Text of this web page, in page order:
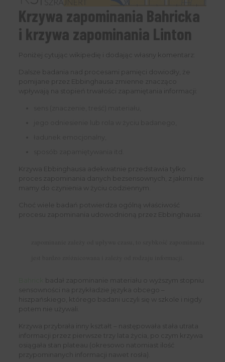
Krzywa zapominania Bahricka
i krzywa zapominania Linton
Poniżej cytując wikipedię i dodając własny komentarz:
Dalsze badania nad procesami pamięci dowiodły, że
pomijane przez Ebbinghausa zmienne znacząco
wpływają na stopień trwałości zapamiętania informacji:
Krzywa Ebbinghausa adekwatnie przedstawia tylko
proces zapominania danych bezsensownych, z jakimi nie
mamy do czynienia w życiu codziennym.
Choć wiele badań potwierdza ogólną właściwość
procesu zapominania udowodnioną przez Ebbinghausa:
badał zapominanie materiału o wyższym stopniu
sensowności na przykładzie języka obcego –
hiszpańskiego, którego badani uczyli się w szkole i nigdy
potem nie używali.
Krzywa przybrała inny kształt – następowała stała utrata
informacji przez pierwsze trzy lata życia, po czym krzywa
osiągała stan plateau (okresowo natomiast ilość
przypominanych informacji nawet rosła).